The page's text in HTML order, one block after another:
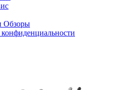
Обзоры